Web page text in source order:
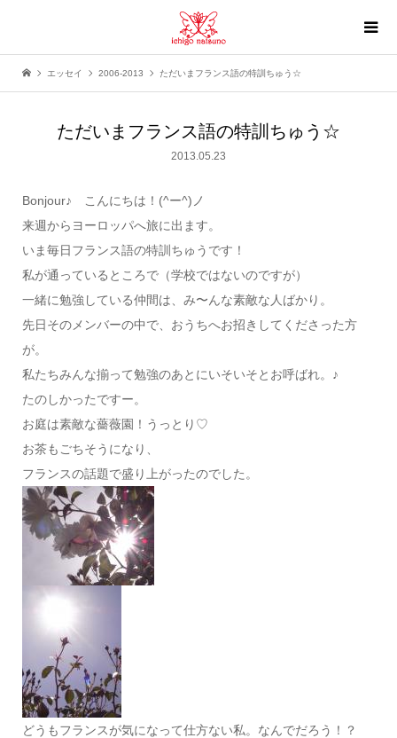
エッセイ 2006-2013 ただいまフランス語の特訓ちゅう☆
ただいまフランス語の特訓ちゅう☆
2013.05.23
Bonjour♪ こんにちは！(^ー^)ノ
来週からヨーロッパへ旅に出ます。
いま毎日フランス語の特訓ちゅうです！
私が通っているところで（学校ではないのですが）
一緒に勉強している仲間は、み〜んな素敵な人ばかり。
先日そのメンバーの中で、おうちへお招きしてくださった方
が。
私たちみんな揃って勉強のあとにいそいそとお呼ばれ。♪
たのしかったですー。
お庭は素敵な薔薇園！うっとり♡
お茶もごちそうになり、
フランスの話題で盛り上がったのでした。
どうもフランスが気になって仕方ない私。なんでだろう！？